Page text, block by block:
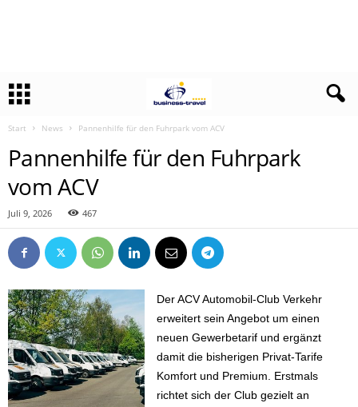
Start News Pannenhilfe für den Fuhrpark vom ACV
Pannenhilfe für den Fuhrpark
vom ACV
Juli 9, 2026 467
Der ACV Automobil-Club Verkehr
erweitert sein Angebot um einen
neuen Gewerbetarif und ergänzt
damit die bisherigen Privat-Tarife
Komfort und Premium. Erstmals
richtet sich der Club gezielt an